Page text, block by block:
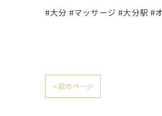
#大分 #マッサージ #大分駅 #
< 前のページ